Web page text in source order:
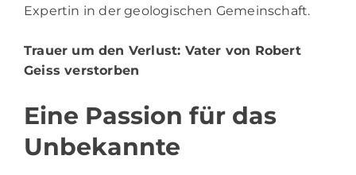
Expertin in der geologischen Gemeinschaft.
Trauer um den Verlust: Vater von Robert
Geiss verstorben
Eine Passion für das
Unbekannte